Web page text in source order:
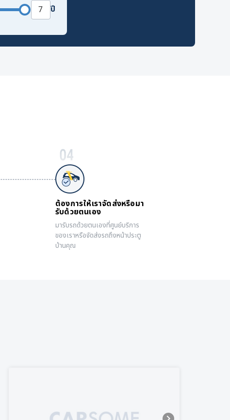
ปี
ต้องการให้เราจัดส่งหรือมา
รับด้วยตนเอง
มารับรถด้วยตนเองที่ศูนย์บริการ
ของเราหรือจัดส่งรถถึงหน้าประตู
บ้านคุณ